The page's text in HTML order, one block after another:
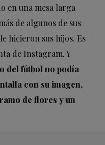
en una mesa larga
de algunos de sus
hicieron sus hijos. Es
de Instagram. Y
del fútbol no podía
con su imagen,
de flores y un